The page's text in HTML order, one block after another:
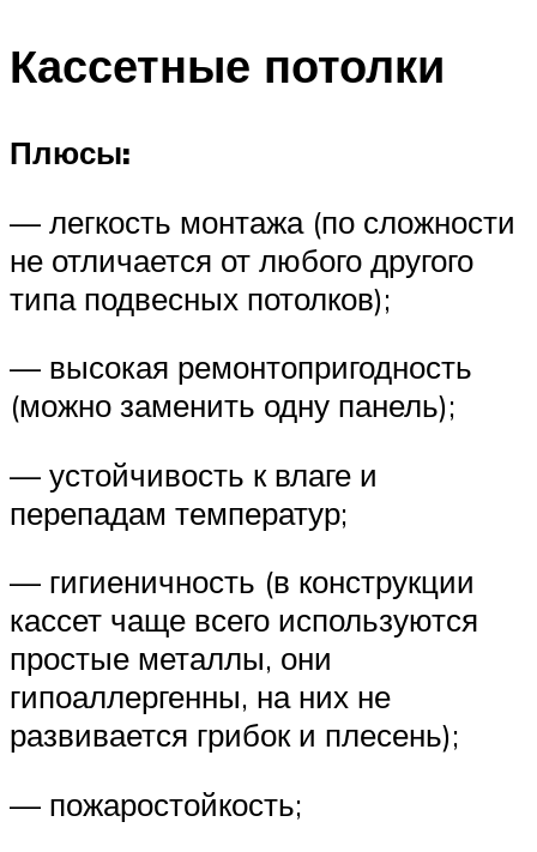
Кассетные потолки
Плюсы:
— легкость монтажа (по сложности
не отличается от любого другого
типа подвесных потолков);
— высокая ремонтопригодность
(можно заменить одну панель);
— устойчивость к влаге и
перепадам температур;
— гигиеничность (в конструкции
кассет чаще всего используются
простые металлы, они
гипоаллергенны, на них не
развивается грибок и плесень);
— пожаростойкость;